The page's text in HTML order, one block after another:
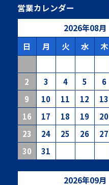
営業カレンダー
2026年08月
日
月 火 水 木
2
3 4 5 6
9
10 11 12 13
16
17 18 19 20
23
24 25 26 27
30
31
2026年09月